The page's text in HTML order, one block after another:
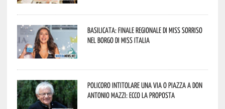
Basilicata: finale regionale di Miss Sorriso
nel borgo di Miss Italia
Policoro intitolare una via o piazza a don
Antonio Mazzi: ecco la proposta